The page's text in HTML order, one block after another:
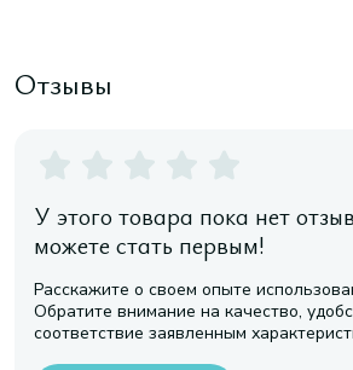
Отзывы
У этого товара пока нет
можете стать первым!
Расскажите о своем опыте
Обратите внимание на качество,
соответствие заявленным